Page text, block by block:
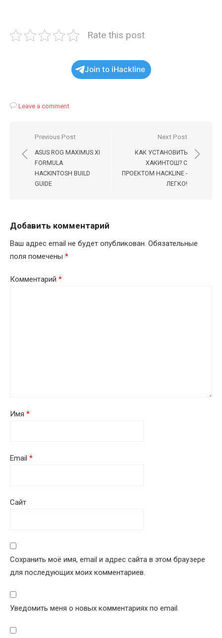
Rate this post
Join to iHackline
Leave a comment
Навигация
по
записям
Previous Post
ASUS ROG MAXIMUS XI
FORMULA
HACKINTOSH BUILD
GUIDE
Next Post
КАК УСТАНОВИТЬ
ХАКИНТОШ? С
ПРОЕКТОМ HACKLINE -
ЛЕГКО!
Добавить комментарий
Ваш адрес email не будет опубликован. Обязательные
поля помечены *
Комментарий *
Имя *
Email *
Сайт
Сохранить моё имя, email и адрес сайта в этом браузере
для последующих моих комментариев.
Уведомить меня о новых комментариях по email.